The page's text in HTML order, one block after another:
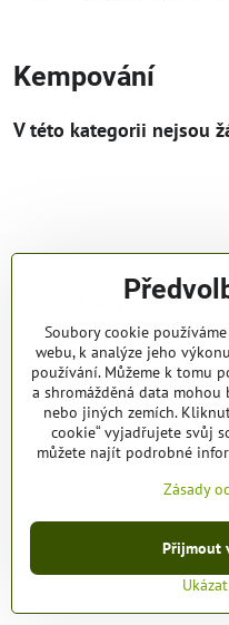
Kempování
Copyright
Vytvořeno
Soubory cookie
webu, k analýze jeho
používání. Můžeme k tomu
a shromážděná data mohou
nebo jiných zemích.
cookie“ vyjadřujete svůj
můžete najít podrobné
Zásady
Přijmout